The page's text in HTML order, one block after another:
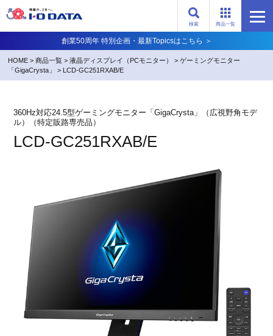
検索 商品一覧
創業50周年 特別企画・最新Topicsはこちら ＞
HOME >商品一覧 >液晶ディスプレイ（PCモニター） >ゲーミングモニター
「GigaCrysta」
> LCD-GC251RXAB/E
360Hz対応24.5型ゲーミングモニター「GigaCrysta」（広視野角モデ
ル）（特定販路専売品）
LCD-GC251RXAB/E